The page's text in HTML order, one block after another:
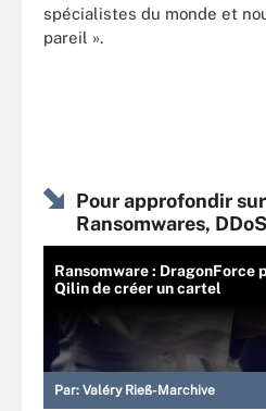
spécialistes du monde et
pareil ».
Pour approfondir
Ransomwares, DDoS
Ransomware : DragonForce
Qilin de créer un cartel
Par: Valéry Rieß-Marchive